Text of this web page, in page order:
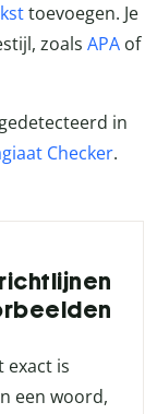
toevoegen. Je
zoals APA of
in
Checker.
exact is
een woord,